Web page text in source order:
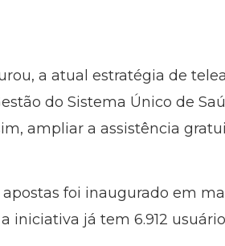
a atual estratégia de
do Sistema Único de
ampliar a assistência
foi inaugurado em
iniciativa já tem 6.912